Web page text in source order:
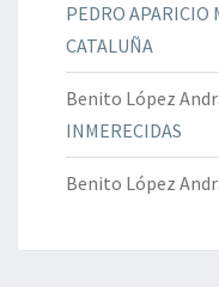
PEDRO APARICIO
CATALUÑA
Benito López
INMERECIDAS
Benito López